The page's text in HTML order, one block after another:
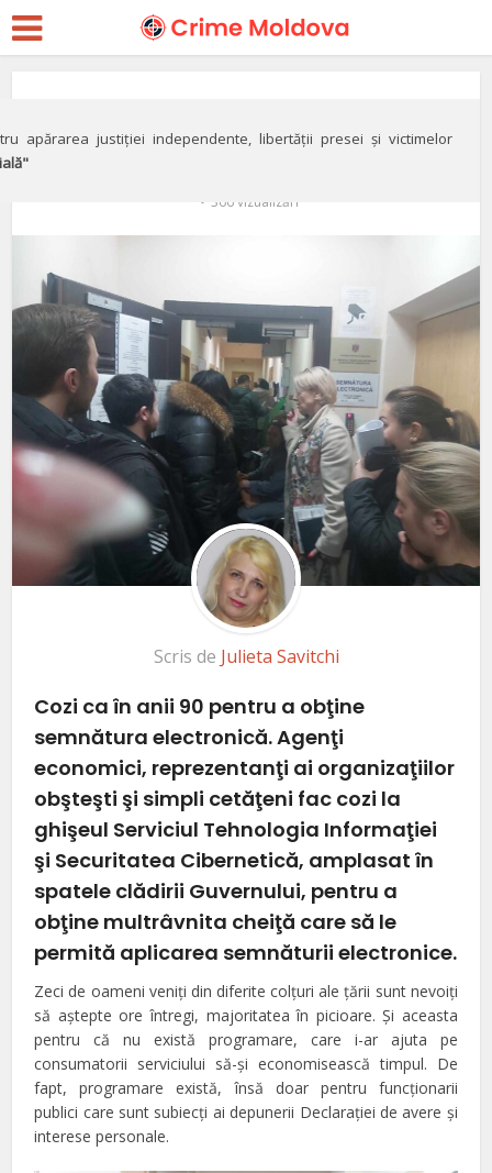
apărarea justiției independente, libertății presei și victimelor
Digitalizarea în Moldova
366 vizualizări
Scris de Julieta Savitchi
Cozi ca în anii 90 pentru a obţine
semnătura electronică. Agenţi
economici, reprezentanţi ai organizaţiilor
obşteşti şi simpli cetăţeni fac cozi la
ghişeul Serviciul Tehnologia Informaţiei
şi Securitatea Cibernetică, amplasat în
spatele clădirii Guvernului, pentru a
obţine multrâvnita cheiţă care să le
permită aplicarea semnăturii electronice.
Zeci de oameni veniţi din diferite colţuri ale ţării sunt nevoiţi
să aştepte ore întregi, majoritatea în picioare. Şi aceasta
pentru că nu există programare, care i-ar ajuta pe
consumatorii serviciului să-şi economisească timpul. De
fapt, programare există, însă doar pentru funcţionarii
publici care sunt subiecţi ai depunerii Declaraţiei de avere şi
interese personale.